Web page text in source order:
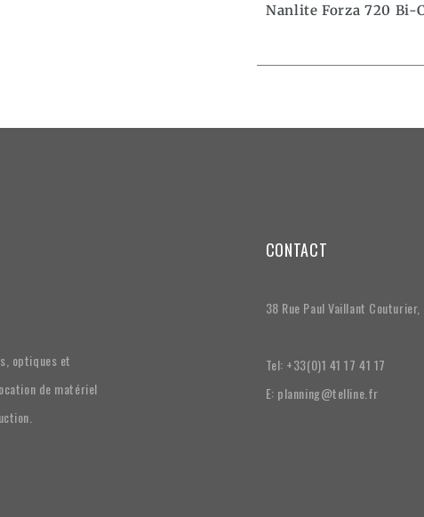
Nanlite Forza 720 Bi-
optiques et
de matériel
CONTACT
38 Rue Paul Vaillant
Tel: +33(0)1 41 17 41 17
E: planning@telline.fr